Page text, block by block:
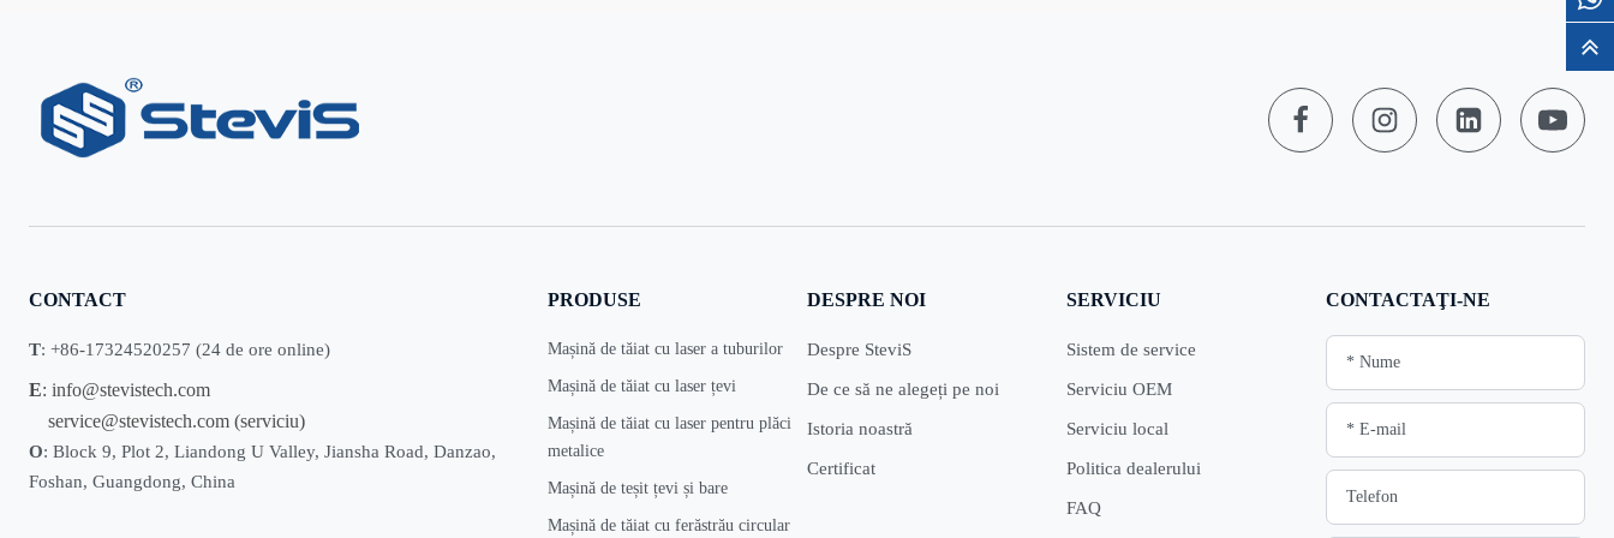
CONTACT
T: +86-17324520257 (24 de ore online)
E: info@stevistech.com
service@stevistech.com (serviciu)
O: Block 9, Plot 2, Liandong U Valley, Jiansha Road, Danzao,
Foshan, Guangdong, China
PRODUSE
Mașină de tăiat cu laser a tuburilor
Mașină de tăiat cu laser țevi
Mașină de tăiat cu laser pentru plăci
metalice
Mașină de teșit țevi și bare
Mașină de tăiat cu ferăstrău circular
DESPRE NOI
Despre SteviS
De ce să ne alegeți pe noi
Istoria noastră
Certificat
SERVICIU
Sistem de service
Serviciu OEM
Serviciu local
Politica dealerului
FAQ
CONTACTAŢI-NE